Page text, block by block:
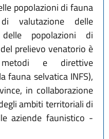
popolazioni di fauna
valutazione delle
popolazioni di
prelievo venatorio è
metodi e direttive
fauna selvatica INFS),
in collaborazione
ambiti territoriali di
aziende faunistico -